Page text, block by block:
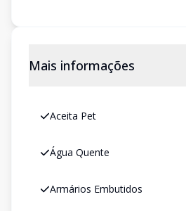
Mais informações
Aceita Pet
Água Quente
Armários Embutidos